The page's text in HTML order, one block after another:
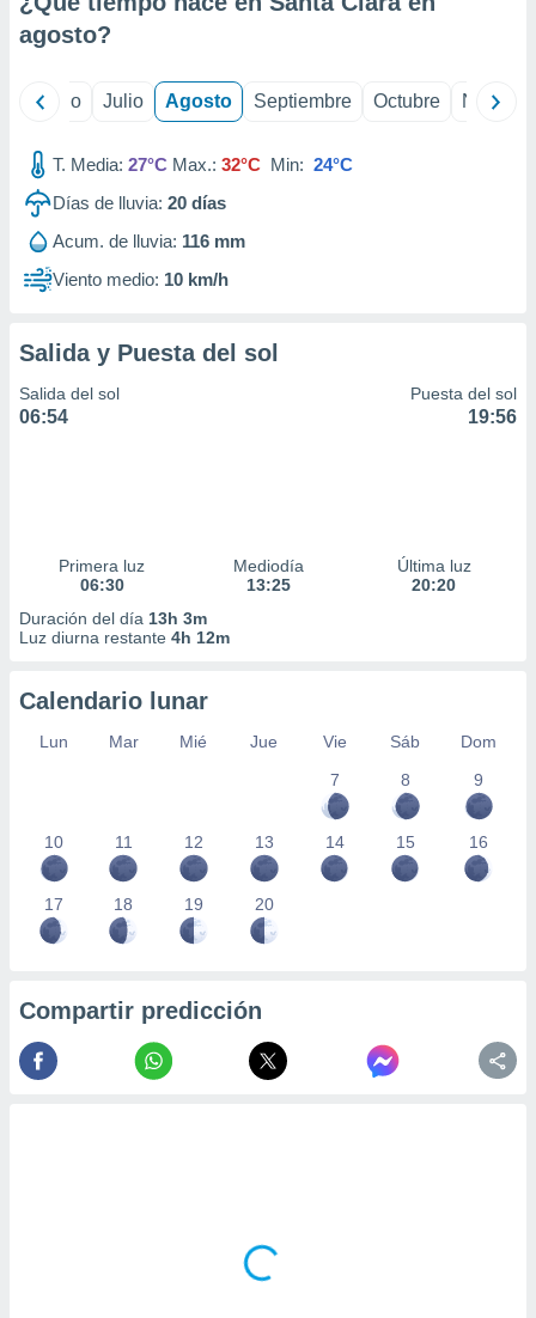
e
publicidad
publicidad
de
agosto?
Junio Julio Agosto Septiembre Octubre
T. Media: 27°C Max.: 32°C Min: 24°C
Días de lluvia: 20 días
Acum. de lluvia: 116 mm
Viento medio: 10 km/h
Salida y Puesta del sol
Salida del sol
06:54
Puesta del sol
19:56
Primera luz
06:30
Mediodía
13:25
Última luz
20:20
Duración del día 13h 3m
Luz diurna restante 4h 12m
Calendario lunar
Lun Mar Mié Jue Vie Sáb
Dom
7
8 9
10 11 12 13 14 15 16
17 18 19 20
Compartir predicción